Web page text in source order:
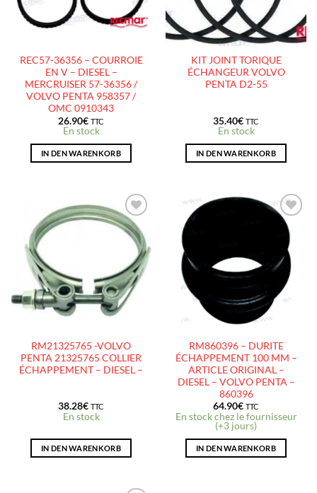
REC57-36356 – COURROIE
EN V – DIESEL –
MERCRUISER 57-36356 /
VOLVO PENTA 958357 /
OMC 0910343
26.90€ TTC
En stock
IN DEN WARENKORB
KIT JOINT TORIQUE
ÉCHANGEUR VOLVO
PENTA D2-55
35.40€ TTC
En stock
IN DEN WARENKORB
AJOUTER
D’ENVIES
RM21325765 -VOLVO
PENTA 21325765 COLLIER
ÉCHAPPEMENT – DIESEL –
38.28€ TTC
En stock
IN DEN WARENKORB
AJOUTER
D’ENVIES
RM860396 – DURITE
ÉCHAPPEMENT 100 MM –
ARTICLE ORIGINAL –
DIESEL – VOLVO PENTA –
860396
64.90€ TTC
En stock chez le fournisseur
(+3 jours)
IN DEN WARENKORB